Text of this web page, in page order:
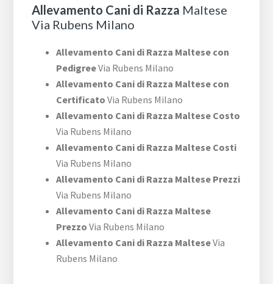
Allevamento Cani di Razza Maltese
Via Rubens Milano
Allevamento Cani di Razza Maltese con
PedigreeVia Rubens Milano
Allevamento Cani di Razza Maltese con
Certificato Via Rubens Milano
Allevamento Cani di Razza Maltese Costo
Via Rubens Milano
Allevamento Cani di Razza Maltese Costi
Via Rubens Milano
Allevamento Cani di Razza Maltese Prezzi
Via Rubens Milano
Allevamento Cani di Razza Maltese
Prezzo Via Rubens Milano
Allevamento Cani di Razza MalteseVia
Rubens Milano